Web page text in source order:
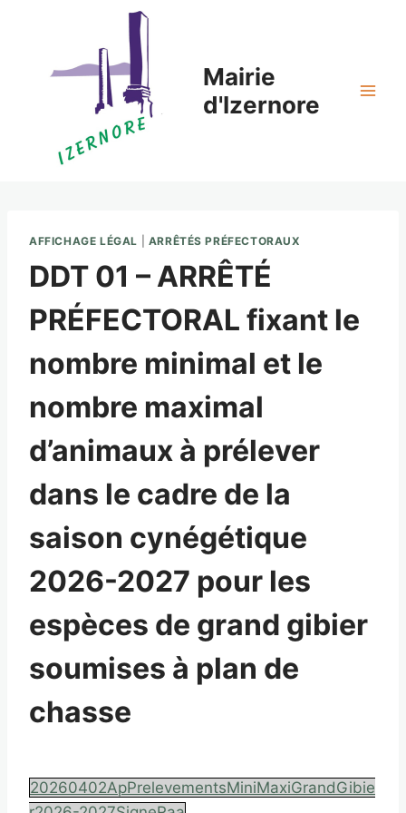
Mairie
d'Izernore
AFFICHAGE LÉGAL ARRÊTÉS PRÉFECTORAUX
DDT 01 – ARRÊTÉ
PRÉFECTORAL fixant le
nombre minimal et le
nombre maximal
d’animaux à prélever
dans le cadre de la
saison cynégétique
2026-2027 pour les
espèces de grand gibier
soumises à plan de
chasse
20260402ApPrelevementsMiniMaxiGrandGibie